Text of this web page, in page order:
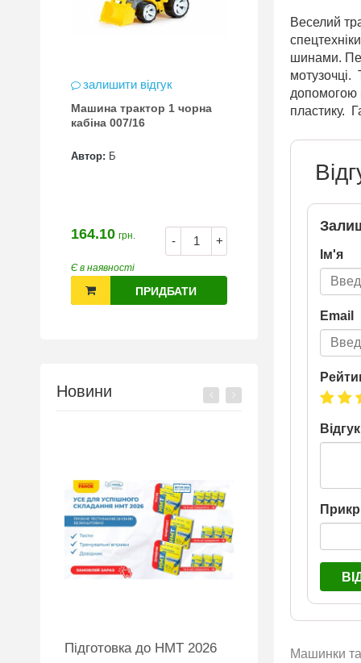
залишити відгук
Машина трактор 1 чорна
кабіна 007/16
Автор: Б
- +
164.10 грн.
Є в наявності
ПРИДБАТИ
Новини
Підготовка до НМТ 2026
Нова пошта та
Веселий
шинами.
мотузочці.
допомогою
пластику.
Ім'я
Email
Відгук
Машинки